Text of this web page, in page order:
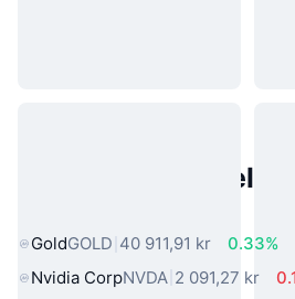
Populære eiendeler
GoldGOLD 40 911,91 kr
0.33%
Nvidia CorpNVDA 2 091,27 kr